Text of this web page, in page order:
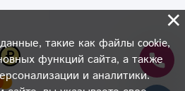
такие как файлы cookie,
функций сайта, а также
и аналитики.
×